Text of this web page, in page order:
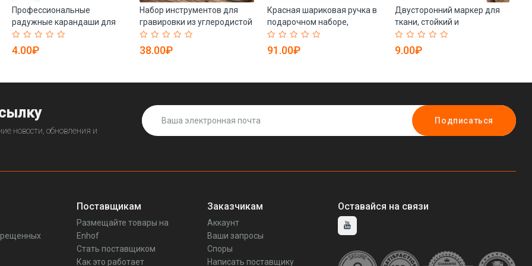
Профессиональные
радужные карандаши для
художественной росписи,
наборы на заказ (арт.
4.00₽
Набор инструментов для
гравировки из углеродистой
стали для работы по дереву
(арт. 21082424)
38.00₽
Красная шариковая ручка в
подарочном наборе,
металлическая ручка для
письма (арт. 21081943)
91.00₽
Двусторонний маркер для
ткани, стойкий и
несмываемый (арт.
21102083)
9.00₽
новости, обновления и
Подписаться
Поставщикам
Размещайте товары на
Enhof
Стать поставщиком
Как это работает
Заказчикам
Аккаунт
Ваши запросы
Споры
Написать поставщику
Оставайся на связи